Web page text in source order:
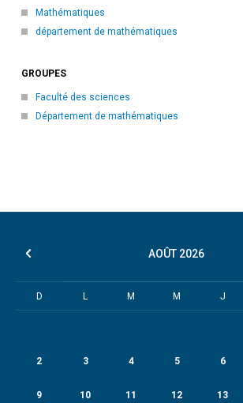
Mathématiques
département de mathématiques
GROUPES
Faculté des sciences
Département de mathématiques
AOÛT 2026
D L M M J
2 3 4 5 6
9 10 11 12 13